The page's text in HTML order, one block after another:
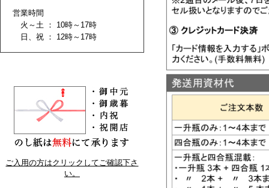
営業時間
火～土 ： 10時～17時
日、祝 ： 12時～17時
ご入用の方はクリックしてご確認下さ
い。